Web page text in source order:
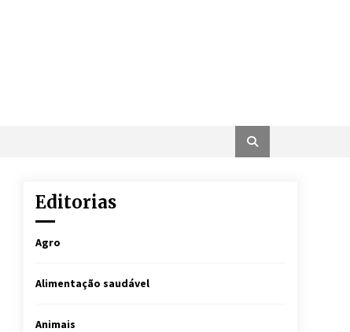
Editorias
Agro
Alimentação saudável
Animais